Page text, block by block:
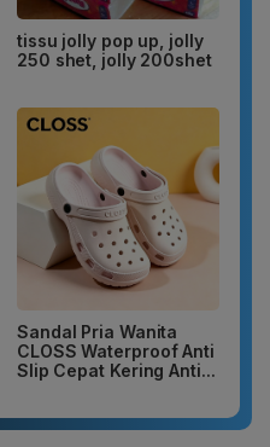
tissu jolly pop up, jolly
250 shet, jolly 200shet
Sandal Pria Wanita
CLOSS Waterproof Anti
Slip Cepat Kering Anti...